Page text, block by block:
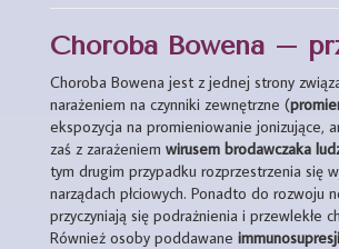
Choroba Bowena –
Choroba Bowena jest z jednej strony
narażeniem na czynniki zewnętrzne (
ekspozycja na promieniowanie jonizujące,
zaś z zarażeniem wirusem brodawczaka
tym drugim przypadku rozprzestrzenia się
narządach płciowych. Ponadto do rozwoju
przyczyniają się podrażnienia i przewlekłe
Również osoby poddawane immunosupresji